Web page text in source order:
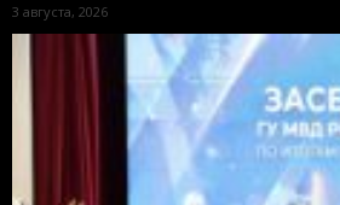
3 августа, 2026